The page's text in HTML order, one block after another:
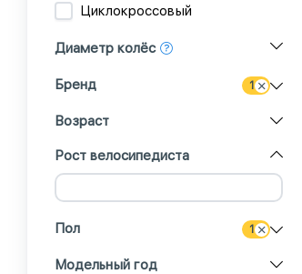
Циклокроссовый
Диаметр колёс
Бренд 1
Возраст
Рост велосипедиста
Пол 1
Модельный год